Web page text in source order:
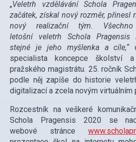
„Veletrh vzdělávání Schola
začátek, získal nový rozměr, přinesl
nový realizační tým.
letošní veletrh Schola Pragensis
stejné je jeho myšlenka a cíle,“
specialista koncepce školství
pražského magistrátu. 25. ročník
podle něj zapíše do historie
digitalizací a zcela novým virtuálním
Rozcestník na veškeré
Schola Pragensis 2020 se
webové stránce